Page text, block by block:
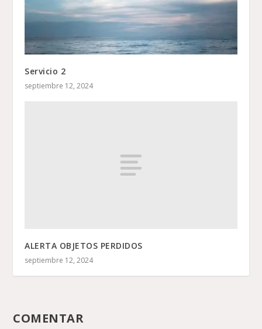
Servicio 2
septiembre 12, 2024
ALERTA OBJETOS PERDIDOS
septiembre 12, 2024
COMENTAR